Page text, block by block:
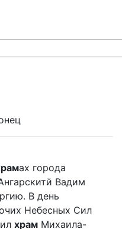
ах города
Вадим
В день
Небесных Сил
храм Михаила-